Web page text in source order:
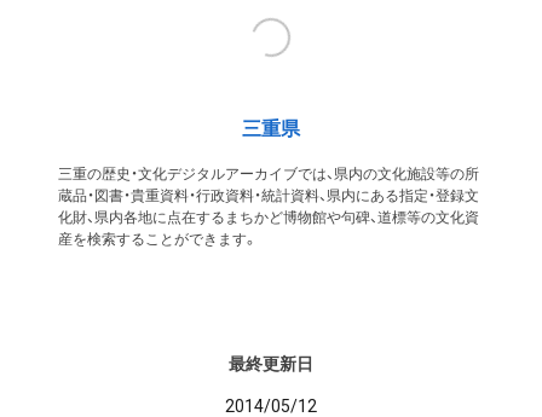
三重県
三重の歴史・文化デジタルアーカイブでは、県内の文化施設等の所
蔵品・図書・貴重資料・行政資料・統計資料、県内にある指定・登録文
化財、県内各地に点在するまちかど博物館や句碑、道標等の文化資
産を検索することができます。
最終更新日
2014/05/12